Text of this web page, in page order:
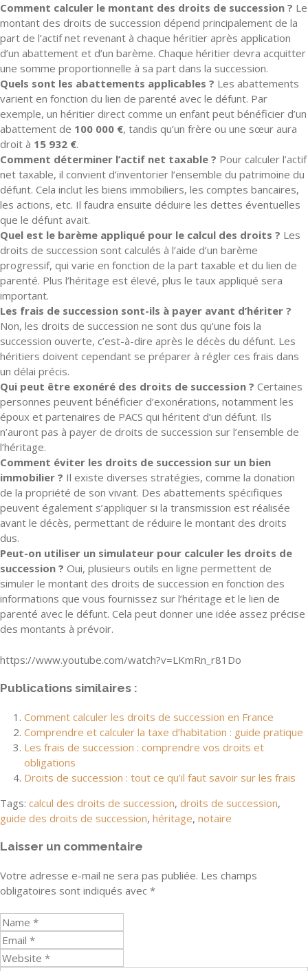
Comment calculer le montant des droits de succession ? Le
montant des droits de succession dépend principalement de la
part de l’actif net revenant à chaque héritier après application
d’un abattement et d’un barème. Chaque héritier devra acquitter
une somme proportionnelle à sa part dans la succession.
Quels sont les abattements applicables ? Les abattements
varient en fonction du lien de parenté avec le défunt. Par
exemple, un héritier direct comme un enfant peut bénéficier d’un
abattement de 100 000 €, tandis qu’un frère ou une sœur aura
droit à 15 932 €.
Comment déterminer l’actif net taxable ? Pour calculer l’actif
net taxable, il convient d’inventorier l’ensemble du patrimoine du
défunt. Cela inclut les biens immobiliers, les comptes bancaires,
les actions, etc. Il faudra ensuite déduire les dettes éventuelles
que le défunt avait.
Quel est le barème appliqué pour le calcul des droits ? Les
droits de succession sont calculés à l’aide d’un barème
progressif, qui varie en fonction de la part taxable et du lien de
parenté. Plus l’héritage est élevé, plus le taux appliqué sera
important.
Les frais de succession sont-ils à payer avant d’hériter ?
Non, les droits de succession ne sont dus qu’une fois la
succession ouverte, c’est-à-dire après le décès du défunt. Les
héritiers doivent cependant se préparer à régler ces frais dans
un délai précis.
Qui peut être exonéré des droits de succession ? Certaines
personnes peuvent bénéficier d’exonérations, notamment les
époux et partenaires de PACS qui héritent d’un défunt. Ils
n’auront pas à payer de droits de succession sur l’ensemble de
l’héritage.
Comment éviter les droits de succession sur un bien
immobilier ? Il existe diverses stratégies, comme la donation
de la propriété de son vivant. Des abattements spécifiques
peuvent également s’appliquer si la transmission est réalisée
avant le décès, permettant de réduire le montant des droits
dus.
Peut-on utiliser un simulateur pour calculer les droits de
succession ? Oui, plusieurs outils en ligne permettent de
simuler le montant des droits de succession en fonction des
informations que vous fournissez sur l’héritage et le lien de
parenté avec le défunt. Cela peut donner une idée assez précise
des montants à prévoir.
https://www.youtube.com/watch?v=LKmRn_r81Do
Publications similaires :
Comment calculer les droits de succession en France
Comprendre et calculer la taxe d’habitation : guide pratique
Les frais de succession : comprendre vos droits et
obligations
Droits de succession : tout ce qu’il faut savoir sur les frais
Tags: calcul des droits de succession, droits de succession,
guide des droits de succession, héritage, notaire
Laisser un commentaire
Votre adresse e-mail ne sera pas publiée. Les champs
obligatoires sont indiqués avec *